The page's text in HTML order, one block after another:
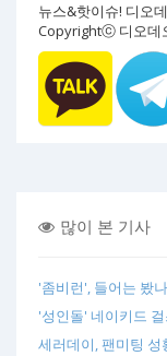
뉴스&핫이슈! 디오
Copyrightⓒ 디오데
많이 본 기사
'좀비런', 들어는 봤
'성인돌' 네이키드
세러데이, 팬미팅